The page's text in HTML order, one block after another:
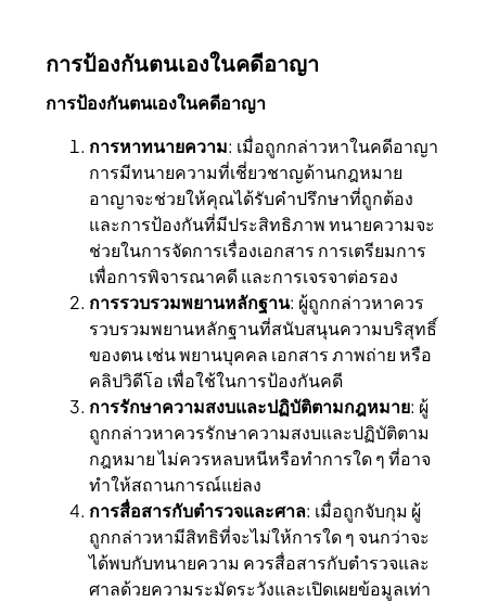
การป้องกันตนเองในคดีอาญา
การป้องกันตนเองในคดีอาญา
การหาทนายความ: เมื่อถูกกล่าวหาในคดีอาญา
การมีทนายความที่เชี่ยวชาญด้านกฎหมาย
อาญาจะช่วยให้คุณได้รับคำปรึกษาที่ถูกต้อง
และการป้องกันที่มีประสิทธิภาพ ทนายความจะ
ช่วยในการจัดการเรื่องเอกสาร การเตรียมการ
เพื่อการพิจารณาคดี และการเจรจาต่อรอง
การรวบรวมพยานหลักฐาน: ผู้ถูกกล่าวหาควร
รวบรวมพยานหลักฐานที่สนับสนุนความบริสุทธิ์
ของตน เช่น พยานบุคคล เอกสาร ภาพถ่าย หรือ
คลิปวิดีโอ เพื่อใช้ในการป้องกันคดี
การรักษาความสงบและปฏิบัติตามกฎหมาย: ผู้
ถูกกล่าวหาควรรักษาความสงบและปฏิบัติตาม
กฎหมาย ไม่ควรหลบหนีหรือทำการใด ๆ ที่อาจ
ทำให้สถานการณ์แย่ลง
การสื่อสารกับตำรวจและศาล: เมื่อถูกจับกุม ผู้
ถูกกล่าวหามีสิทธิที่จะไม่ให้การใด ๆ จนกว่าจะ
ได้พบกับทนายความ ควรสื่อสารกับตำรวจและ
ศาลด้วยความระมัดระวังและเปิดเผยข้อมูลเท่า